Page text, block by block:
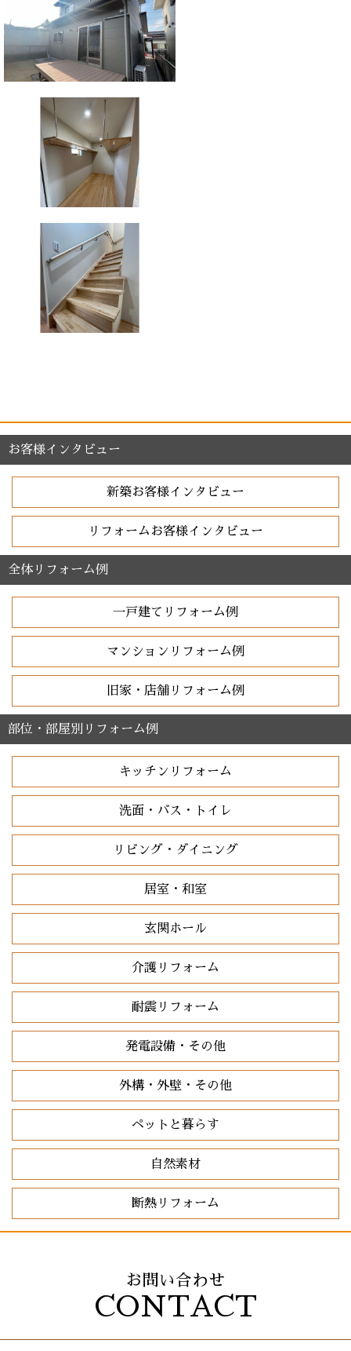
お客様インタビュー
新築お客様インタビュー
リフォームお客様インタビュー
全体リフォーム例
一戸建てリフォーム例
マンションリフォーム例
旧家・店舗リフォーム例
部位・部屋別リフォーム例
キッチンリフォーム
洗面・バス・トイレ
リビング・ダイニング
居室・和室
玄関ホール
介護リフォーム
耐震リフォーム
発電設備・その他
外構・外壁・その他
ペットと暮らす
自然素材
断熱リフォーム
お問い合わせ
CONTACT